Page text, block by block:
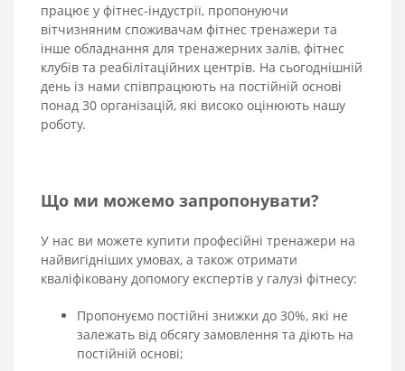
працює у фітнес-індустрії, пропонуючи
вітчизняним споживачам фітнес тренажери та
інше обладнання для тренажерних залів, фітнес
клубів та реабілітаційних центрів. На сьогоднішній
день із нами співпрацюють на постійній основі
понад 30 організацій, які високо оцінюють нашу
роботу.
Що ми можемо запропонувати?
У нас ви можете купити професійні тренажери на
найвигідніших умовах, а також отримати
кваліфіковану допомогу експертів у галузі фітнесу:
Пропонуємо постійні знижки до 30%, які не
залежать від обсягу замовлення та діють на
постійній основі;